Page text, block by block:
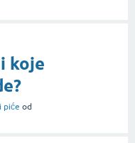
koje
piće od